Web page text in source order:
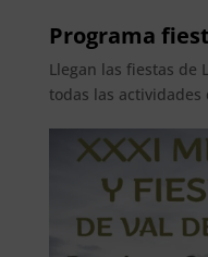
Programa
Llegan las fiestas de
todas las